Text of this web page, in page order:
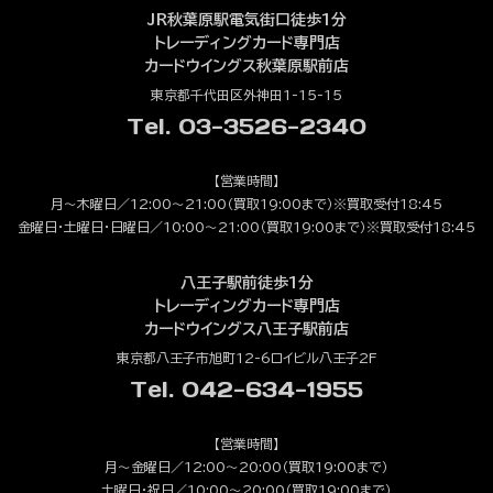
JR秋葉原駅電気街口徒歩1分
トレーディングカード専門店
カードウイングス秋葉原駅前店
東京都千代田区外神田1-15-15
Tel. 03-3526-2340
【営業時間】
月～木曜日／12:00～21:00（買取19:00まで）※買取受付18:45
金曜日・土曜日・日曜日／10:00～21:00（買取19:00まで）※買取受付18:45
八王子駅前徒歩1分
トレーディングカード専門店
カードウイングス八王子駅前店
東京都八王子市旭町12-6ロイビル八王子2F
Tel. 042-634-1955
【営業時間】
月～金曜日／12:00～20:00（買取19:00まで）
土曜日・祝日／10:00～20:00（買取19:00まで）